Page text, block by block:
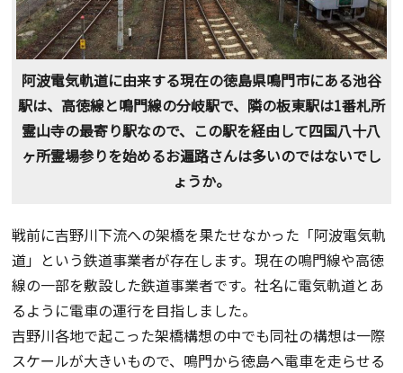
阿波電気軌道に由来する現在の徳島県鳴門市にある池谷
駅は、高徳線と鳴門線の分岐駅で、隣の板東駅は1番札所
霊山寺の最寄り駅なので、この駅を経由して四国八十八
ヶ所霊場参りを始めるお遍路さんは多いのではないでし
ょうか。
戦前に吉野川下流への架橋を果たせなかった「阿波電気軌
道」という鉄道事業者が存在します。現在の鳴門線や高徳
線の一部を敷設した鉄道事業者です。社名に電気軌道とあ
るように電車の運行を目指しました。
吉野川各地で起こった架橋構想の中でも同社の構想は一際
スケールが大きいもので、鳴門から徳島へ電車を走らせる